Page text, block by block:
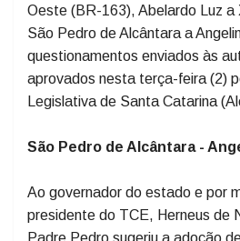
Departamento Nacional de
Transportes (Dnit) em SC sobre
três rodovias que ligam
Oeste (BR-163), Abelardo Luz a
São Pedro de Alcântara a
aprovados nesta terça-feira (2)
São Pedro de Alcântara -